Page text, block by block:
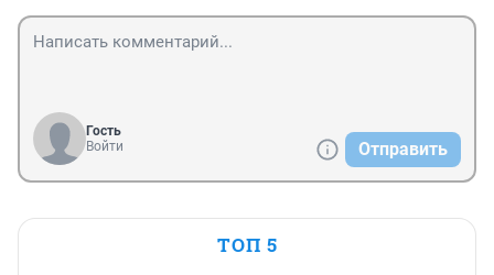
Гость
Войти
Отправить
ТОП 5